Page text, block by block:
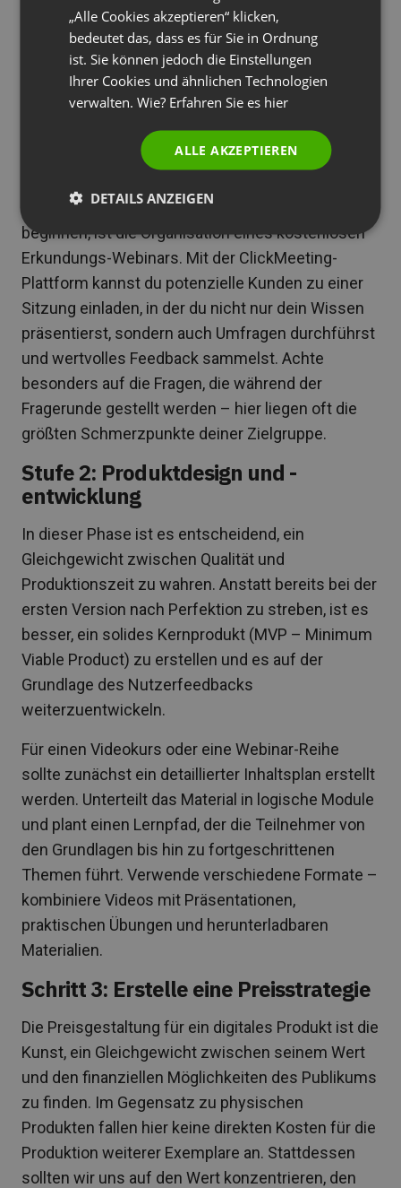
Der Erfolg eines digitalen Produkts beginnt mit
einem gründlichen Verständnis der
Marktbedürfnisse. Es geht nicht nur darum, zu
sehen, ob es bereits ähnliche Produkte gibt,
und Frustrationen Ihrer Zielgruppe
Eine gute Möglichkeit, mit der Recherche zu
beginnen, ist die Organisation eines kostenlosen
Erkundungs-Webinars. Mit der ClickMeeting-
Plattform kannst du potenzielle Kunden zu einer
Sitzung einladen, in der du nicht nur dein Wissen
präsentierst, sondern auch Umfragen durchführst
und wertvolles Feedback sammelst. Achte
besonders auf die Fragen, die während der
Fragerunde gestellt werden – hier liegen oft die
größten Schmerzpunkte deiner Zielgruppe.
Stufe 2: Produktdesign und -
entwicklung
In dieser Phase ist es entscheidend, ein
Gleichgewicht zwischen Qualität und
Produktionszeit zu wahren. Anstatt bereits bei der
ersten Version nach Perfektion zu streben, ist es
besser, ein solides Kernprodukt (MVP – Minimum
Viable Product) zu erstellen und es auf der
Grundlage des Nutzerfeedbacks
weiterzuentwickeln.
Für einen Videokurs oder eine Webinar-Reihe
sollte zunächst ein detaillierter Inhaltsplan erstellt
werden. Unterteilt das Material in logische Module
und plant einen Lernpfad, der die Teilnehmer von
den Grundlagen bis hin zu fortgeschrittenen
Themen führt. Verwende verschiedene Formate –
kombiniere Videos mit Präsentationen,
praktischen Übungen und herunterladbaren
Materialien.
Schritt 3: Erstelle eine Preisstrategie
Die Preisgestaltung für ein digitales Produkt ist die
Kunst, ein Gleichgewicht zwischen seinem Wert
und den finanziellen Möglichkeiten des Publikums
zu finden. Im Gegensatz zu physischen
Produkten fallen hier keine direkten Kosten für die
Produktion weiterer Exemplare an. Stattdessen
sollten wir uns auf den Wert konzentrieren, den
ITALIAN
„Alle Cookies akzeptieren“ klicken,
bedeutet das, dass es für Sie in Ordnung
ist. Sie können jedoch die Einstellungen
Ihrer Cookies und ähnlichen Technologien
verwalten. Wie? Erfahren Sie es hier
ALLE AKZEPTIEREN
DETAILS ANZEIGEN